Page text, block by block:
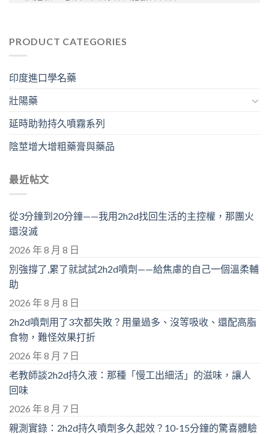
PRODUCT CATEGORIES
印度進口學名藥
壯陽藥
延時助勃持久噴霧系列
陰莖增大增粗藥膏與藥品
最近帖文
從3分鐘到20分鐘——我用2h2d找回生活的主控權，那團火
還沒滅
2026 年 8 月 8 日
別強撐了,累了就試試2h2d噴劑——給焦慮的自己一個溫柔輔
助
2026 年 8 月 8 日
2h2d噴劑用了3次都失敗？用量過多、沒等吸收、還配高脂
食物，難怪效果打折
2026 年 8 月 7 日
老教師談2h2d持久液：那種「慢工出細活」的滋味，讓人
回味
2026 年 8 月 7 日
親測實錄：2h2d持久噴劑多久起效？10-15分鐘的驚喜體驗